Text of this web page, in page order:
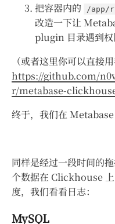
把容器内的 /app/
改造一下让
plugin 目录遇到权
（或者这里你可以直接
https://github.com/
r/metabase-
终于，我们在
同样是经过一段时间的
个数据在 Clickhouse
度，我们看看日志：
MySQL